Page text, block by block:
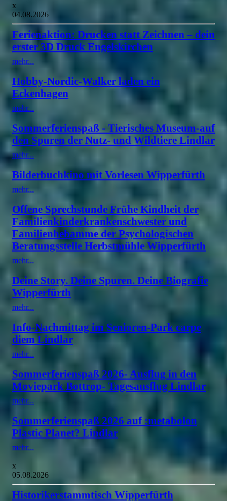
x
04.08.2026
Ferienaktion: Drucken statt Zeichnen – dein
erster 3D Druck Engelskirchen
mehr...
Hobby-Nordic-Walker laden ein
Eckenhagen
mehr...
Sommerferienspaß - Tierisches Museum-auf
den Spuren der Nutz- und Wildtiere Lindlar
mehr...
Bilderbuchkino mit Vorlesen Wipperfürth
mehr...
Offene Sprechstunde Frühe Kindheit der
Familienkinderkrankenschwester und
Familienhebamme der Psychologischen
Beratungsstelle Herbstmühle Wipperfürth
mehr...
Deine Story. Deine Spuren. Deine Biografie
Wipperfürth
mehr...
Info-Nachmittag im Senioren-Park carpe
diem Lindlar
mehr...
Sommerferienspaß 2026- Ausflug in den
Moviepark Bottrop- Tagesausflug Lindlar
mehr...
Sommerferienspaß 2026 auf :metabolon
Plastic Planet? Lindlar
mehr...
x
05.08.2026
Historikerstammtisch Wipperfürth